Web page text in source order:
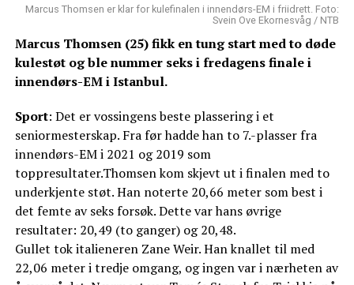
Marcus Thomsen er klar for kulefinalen i innendørs-EM i friidrett. Foto:
Svein Ove Ekornesvåg / NTB
Marcus Thomsen (25) fikk en tung start med to døde
kulestøt og ble nummer seks i fredagens finale i
innendørs-EM i Istanbul.
Sport: Det er vossingens beste plassering i et
seniormesterskap. Fra før hadde han to 7.-plasser fra
innendørs-EM i 2021 og 2019 som
toppresultater.Thomsen kom skjevt ut i finalen med to
underkjente støt. Han noterte 20,66 meter som best i
det femte av seks forsøk. Dette var hans øvrige
resultater: 20,49 (to ganger) og 20,48.
Gullet tok italieneren Zane Weir. Han knallet til med
22,06 meter i tredje omgang, og ingen var i nærheten av